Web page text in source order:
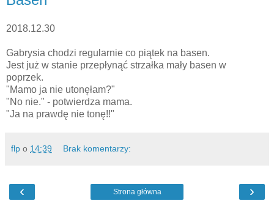
2018.12.30
Gabrysia chodzi regularnie co piątek na basen.
Jest już w stanie przepłynąć strzałka mały basen w
poprzek.
"Mamo ja nie utonęłam?"
"No nie." - potwierdza mama.
"Ja na prawdę nie tonę!!"
flp o 14:39 Brak komentarzy:
‹ ›
Strona główna